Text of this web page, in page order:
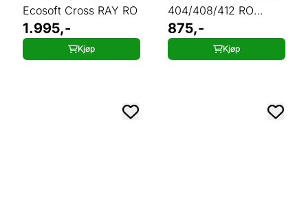
Ecosoft Cross RAY RO
1.995,-
Kjøp
404/408/412 RO
(AP680)
875,-
Kjøp